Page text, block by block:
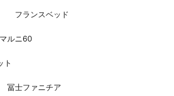
フランスベッド
マルニ60
ト
冨士ファニチア